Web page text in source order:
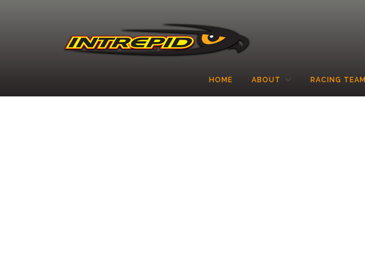
HOME ABOUT RACING TEAM